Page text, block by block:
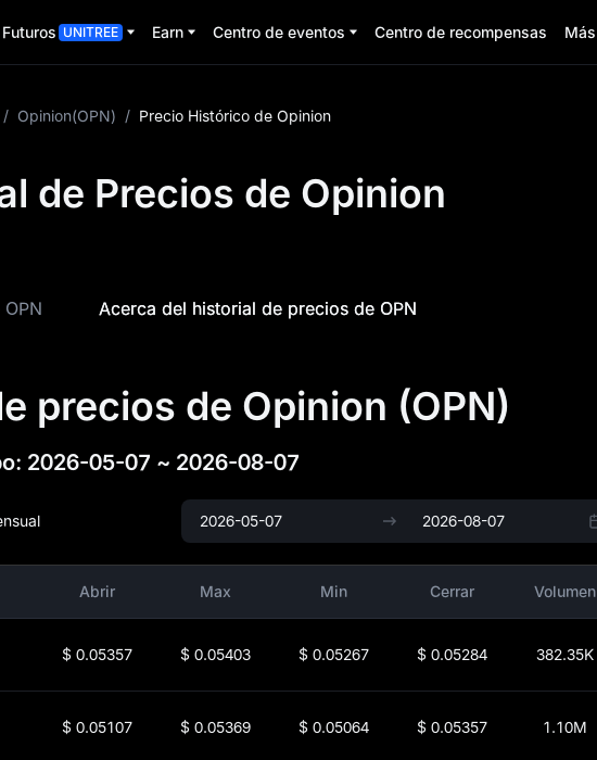
Futuros UNITREE Earn Centro de eventos Centro de recompensas Más
/ Opinion(OPN) / Precio Histórico de Opinion
de Precios de Opinion
Acerca del historial de precios de OPN
precios de Opinion (OPN)
: 2026-05-07 ~ 2026-08-07
Abrir Max Min Cerrar Volumen
$ 0.05357 $ 0.05403 $ 0.05267 $ 0.05284 382.35K
$ 0.05107 $ 0.05369 $ 0.05064 $ 0.05357 1.10M